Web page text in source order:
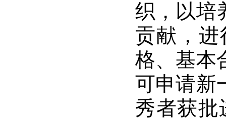
织，以培
贡献，
格、基本
可申请新
秀者获批